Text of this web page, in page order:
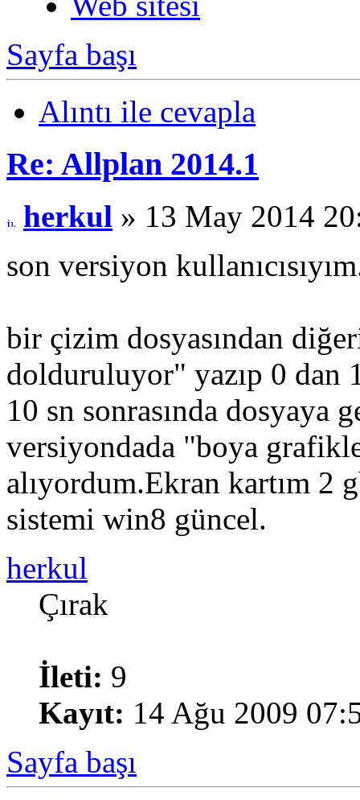
Sayfa başı
Alıntı ile cevapla
Re: Allplan 2014.1
herkul » 13 May 2014
son versiyon
bir çizim dosyasından
dolduruluyor" yazıp 0 dan
10 sn sonrasında
versiyondada "boya
alıyordum.Ekran kartım 2
sistemi win8 güncel.
herkul
Çırak
İleti: 9
Kayıt: 14 Ağu 2009
Sayfa başı